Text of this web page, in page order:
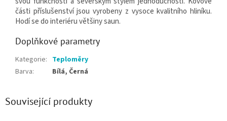
části příslušenství jsou vyrobeny z vysoce kvalitního hliníku.
Hodí se do interiéru většiny saun.
Doplňkové parametry
Kategorie: Teploměry
Barva: Bílá, Černá
Související produkty